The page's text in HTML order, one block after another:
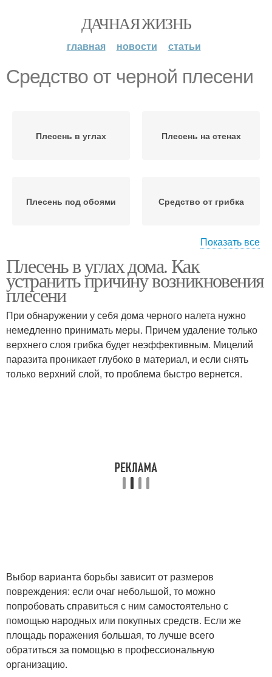
ДАЧНАЯ ЖИЗНЬ
главная новости статьи
Средство от черной плесени
Плесень в углах Плесень на стенах
Плесень под обоями Средство от грибка
Белая плесень Плесень на земле
Борьба с плесенью Покупные средства
Показать все
Плесень в углах дома. Как
устранить причину возникновения
плесени
При обнаружении у себя дома черного налета нужно
немедленно принимать меры. Причем удаление только
верхнего слоя грибка будет неэффективным. Мицелий
паразита проникает глубоко в материал, и если снять
только верхний слой, то проблема быстро вернется.
Выбор варианта борьбы зависит от размеров
повреждения: если очаг небольшой, то можно
попробовать справиться с ним самостоятельно с
помощью народных или покупных средств. Если же
площадь поражения большая, то лучше всего
обратиться за помощью в профессиональную
организацию.